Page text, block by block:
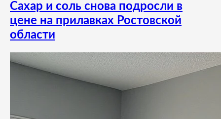
Сахар и соль снова подросли в
цене на прилавках Ростовской
области